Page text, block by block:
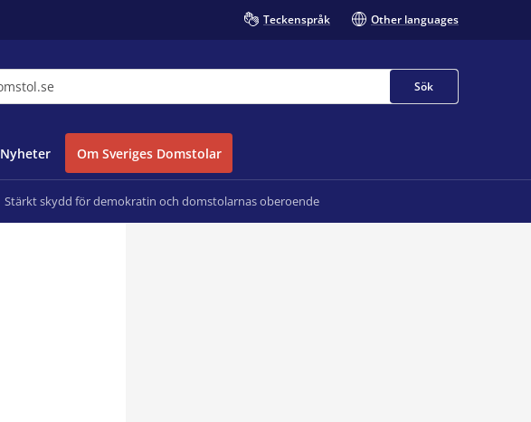
Teckenspråk Other languages
Sök
Nyheter Om Sveriges Domstolar
Stärkt skydd för demokratin och domstolarnas oberoende